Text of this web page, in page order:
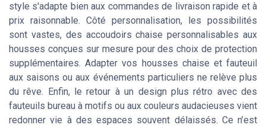
style s'adapte bien aux commandes de livraison rapide et à
prix raisonnable. Côté personnalisation, les possibilités
sont vastes, des accoudoirs chaise personnalisables aux
housses conçues sur mesure pour des choix de protection
supplémentaires. Adapter vos housses chaise et fauteuil
aux saisons ou aux événements particuliers ne relève plus
du rêve. Enfin, le retour à un design plus rétro avec des
fauteuils bureau à motifs ou aux couleurs audacieuses vient
redonner vie à des espaces souvent délaissés. Ce n’est